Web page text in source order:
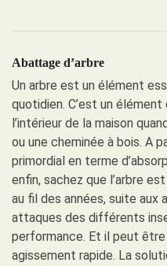
Abattage d’arbre
Un arbre est un élément
quotidien. C’est un
l’intérieur de la maison
ou une cheminée à bois. A
primordial en terme
enfin, sachez que l’arbre
au fil des années, suite aux
attaques des différents
performance. Et il peut être
agissement rapide. La